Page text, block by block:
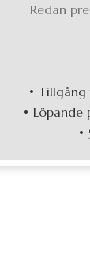
Redan
•
• Löpande
•